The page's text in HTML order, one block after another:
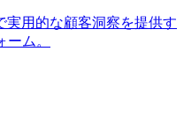
実用的な顧客洞察を提供す
ム。